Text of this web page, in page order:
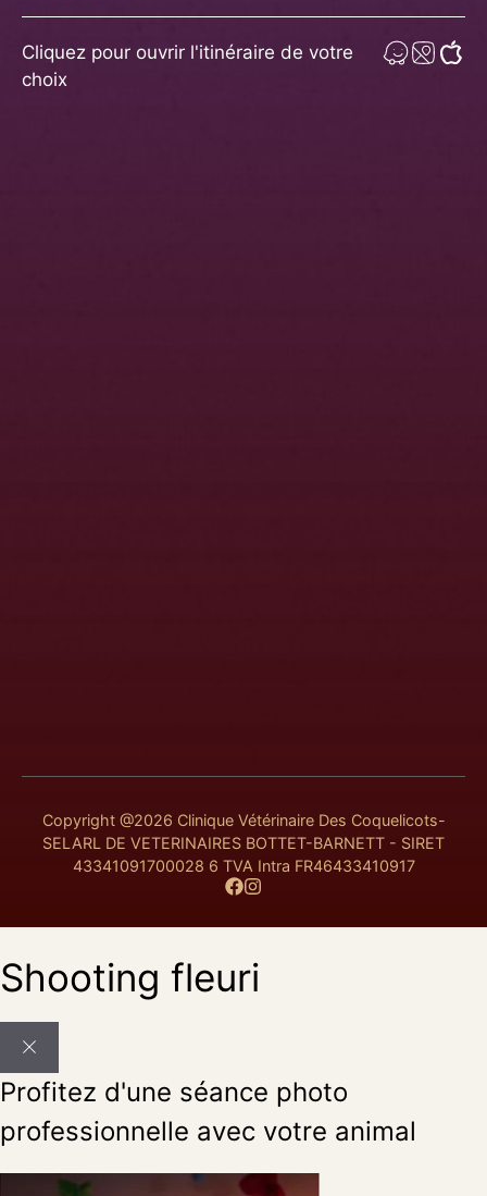
Cliquez pour ouvrir l'itinéraire de votre
choix
Copyright @2026 Clinique Vétérinaire Des Coquelicots-
SELARL DE VETERINAIRES BOTTET-BARNETT - SIRET
43341091700028 6 TVA Intra FR46433410917
Shooting fleuri
Profitez d'une séance photo
professionnelle avec votre animal